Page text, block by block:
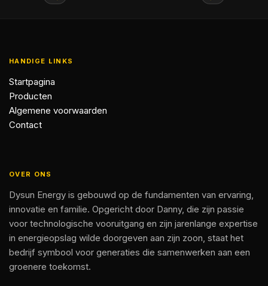
HANDIGE LINKS
Startpagina
Producten
Algemene voorwaarden
Contact
OVER ONS
Dysun Energy is gebouwd op de fundamenten van ervaring,
innovatie en familie. Opgericht door Danny, die zijn passie
voor technologische vooruitgang en zijn jarenlange expertise
in energieopslag wilde doorgeven aan zijn zoon, staat het
bedrijf symbool voor generaties die samenwerken aan een
groenere toekomst.